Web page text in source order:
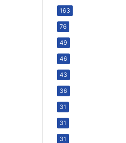
163
76
49
46
43
36
31
31
31